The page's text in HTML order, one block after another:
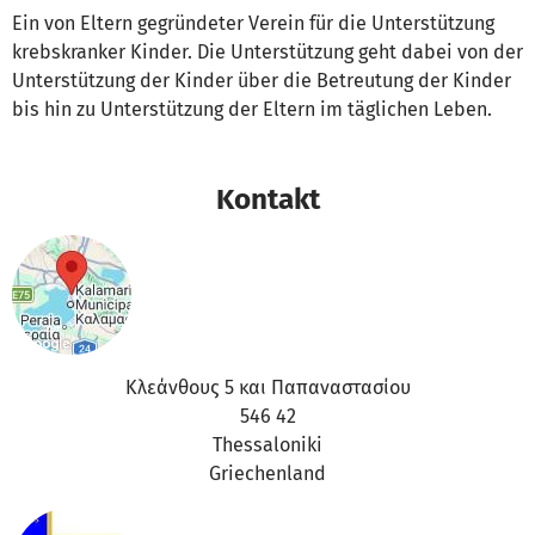
Ein von Eltern gegründeter Verein für die Unterstützung
krebskranker Kinder. Die Unterstützung geht dabei von der
Unterstützung der Kinder über die Betreutung der Kinder
bis hin zu Unterstützung der Eltern im täglichen Leben.
Kontakt
Κλεάνθους 5 και Παπαναστασίου
546 42
Thessaloniki
Griechenland